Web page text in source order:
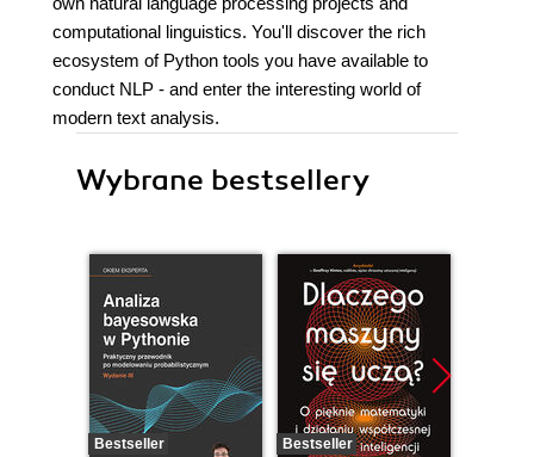
computational linguistics. You'll discover the rich
ecosystem of Python tools you have available to
conduct NLP - and enter the interesting world of
modern text analysis.
Wybrane bestsellery
Bestseller
Bestseller